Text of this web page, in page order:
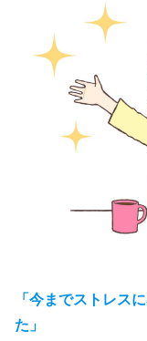
「今までストレス
た」